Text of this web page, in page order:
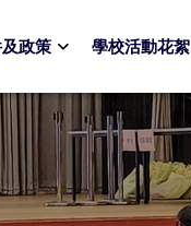
政策 學校活動花絮